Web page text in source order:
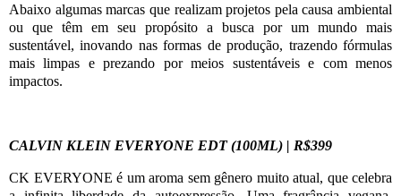
Abaixo algumas marcas que realizam projetos pela causa ambiental
ou que têm em seu propósito a busca por um mundo mais
sustentável, inovando nas formas de produção, trazendo fórmulas
mais limpas e prezando por meios sustentáveis e com menos
impactos.
CALVIN KLEIN EVERYONE EDT (100ML) | R$399
CK EVERYONE é um aroma sem gênero muito atual, que celebra